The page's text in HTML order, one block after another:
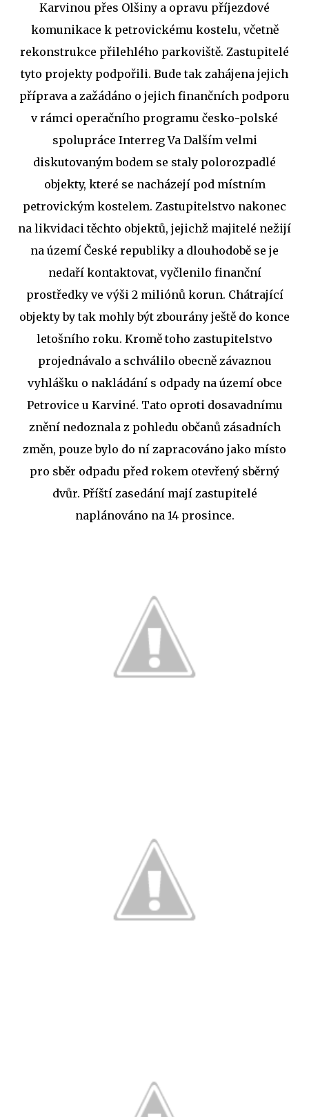
Karvinou přes Olšiny a opravu příjezdové
komunikace k petrovickému kostelu, včetně
rekonstrukce přilehlého parkoviště. Zastupitelé
tyto projekty podpořili. Bude tak zahájena jejich
příprava a zažádáno o jejich finančních podporu
v rámci operačního programu česko-polské
spolupráce Interreg Va Dalším velmi
diskutovaným bodem se staly polorozpadlé
objekty, které se nacházejí pod místním
petrovickým kostelem. Zastupitelstvo nakonec
na likvidaci těchto objektů, jejichž majitelé nežijí
na území České republiky a dlouhodobě se je
nedaří kontaktovat, vyčlenilo finanční
prostředky ve výši 2 miliónů korun. Chátrající
objekty by tak mohly být zbourány ještě do konce
letošního roku. Kromě toho zastupitelstvo
projednávalo a schválilo obecně závaznou
vyhlášku o nakládání s odpady na území obce
Petrovice u Karviné. Tato oproti dosavadnímu
znění nedoznala z pohledu občanů zásadních
změn, pouze bylo do ní zapracováno jako místo
pro sběr odpadu před rokem otevřený sběrný
dvůr. Příští zasedání mají zastupitelé
naplánováno na 14 prosince.